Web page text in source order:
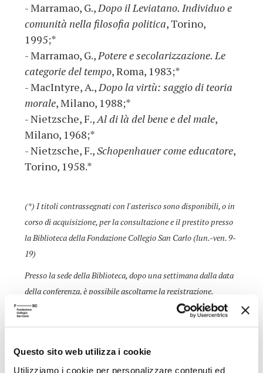
Questo sito web utilizza i cookie
Utilizziamo i cookie per personalizzare contenuti ed
- Marramao, G.,Dopo il Leviatano. Individuo e
comunità nella filosofia politica, Torino,
1995;*
- Marramao, G.,Potere e secolarizzazione. Le
categorie del tempo, Roma, 1983;*
- MacIntyre, A.,Dopo la virtù: saggio di teoria
morale, Milano, 1988;*
- Nietzsche, F.,Al di là del bene e del male,
Milano, 1968;*
- Nietzsche, F.,Schopenhauer come educatore,
Torino, 1958.*
(*) I titoli contrassegnati con l'asterisco sono disponibili, o in
corso di acquisizione, per la consultazione e il prestito presso
la Biblioteca della Fondazione Collegio San Carlo (lun.-ven. 9-
19)
Presso la sede della Biblioteca, dopo una settimana dalla data
della conferenza, è possibile ascoltarne la registrazione.